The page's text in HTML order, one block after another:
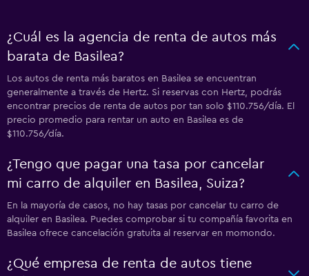
¿Cuál es la agencia de renta de autos más
barata de Basilea?
Los autos de renta más baratos en Basilea se encuentran
generalmente a través de Hertz. Si reservas con Hertz, podrás
encontrar precios de renta de autos por tan solo $110.756/día. El
precio promedio para rentar un auto en Basilea es de
$110.756/día.
¿Tengo que pagar una tasa por cancelar
mi carro de alquiler en Basilea, Suiza?
En la mayoría de casos, no hay tasas por cancelar tu carro de
alquiler en Basilea. Puedes comprobar si tu compañía favorita en
Basilea ofrece cancelación gratuita al reservar en momondo.
¿Qué empresa de renta de autos tiene